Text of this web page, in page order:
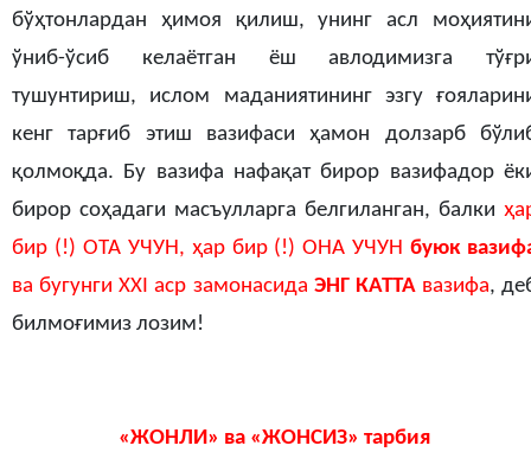
бўҳтонлардан ҳимоя қилиш, унинг асл
ўниб-ўсиб келаётган ёш авлодимизга
тушунтириш, ислом маданиятининг эзгу
кенг тарғиб этиш вазифаси ҳамон долзарб
қолмоқда. Бу вазифа нафақат бирор вазифадор
бирор соҳадаги масъулларга белгиланган, балки
бир (!) ОТА УЧУН, ҳар бир (!) ОНА УЧУНбуюк
ва бугунги XXI аср замонасида ЭНГ КАТТА вазифа,
билмоғимиз лозим!
«ЖОНЛИ» ва «ЖОНСИЗ» тарбия